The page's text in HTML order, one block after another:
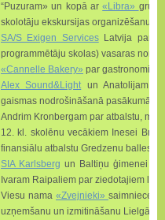
“Puzuram» un kopā ar«Libra»
skolotāju ekskursijas organizēšanu
SA/S Exigen ServicesLatvija par
programmētāju skolas) vasaras
«Cannelle Bakery» par
Alex Sound&Light un Anatolijam
gaismas nodrošināšanā pasākumā
Andrim Kronbergam par atbalstu,
12. kl. skolēnu vecākiem Inesei
finansiālu atbalstu Gredzenu balles
SIA Karlsberg un Baltiņu ģimenei
Ivaram Raipaliem par ziedotajiem
Viesu nama «Zvejnieki» saimniecei
uzņemšanu un izmitināšanu